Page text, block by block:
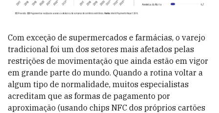
Com exceção de supermercados e farmácias, o varejo
tradicional foi um dos setores mais afetados pelas
restrições de movimentação que ainda estão em vigor
em grande parte do mundo. Quando a rotina voltar a
algum tipo de normalidade, muitos especialistas
acreditam que as formas de pagamento por
aproximação (usando chips NFC dos próprios cartões